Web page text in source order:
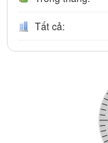
Tất cả: